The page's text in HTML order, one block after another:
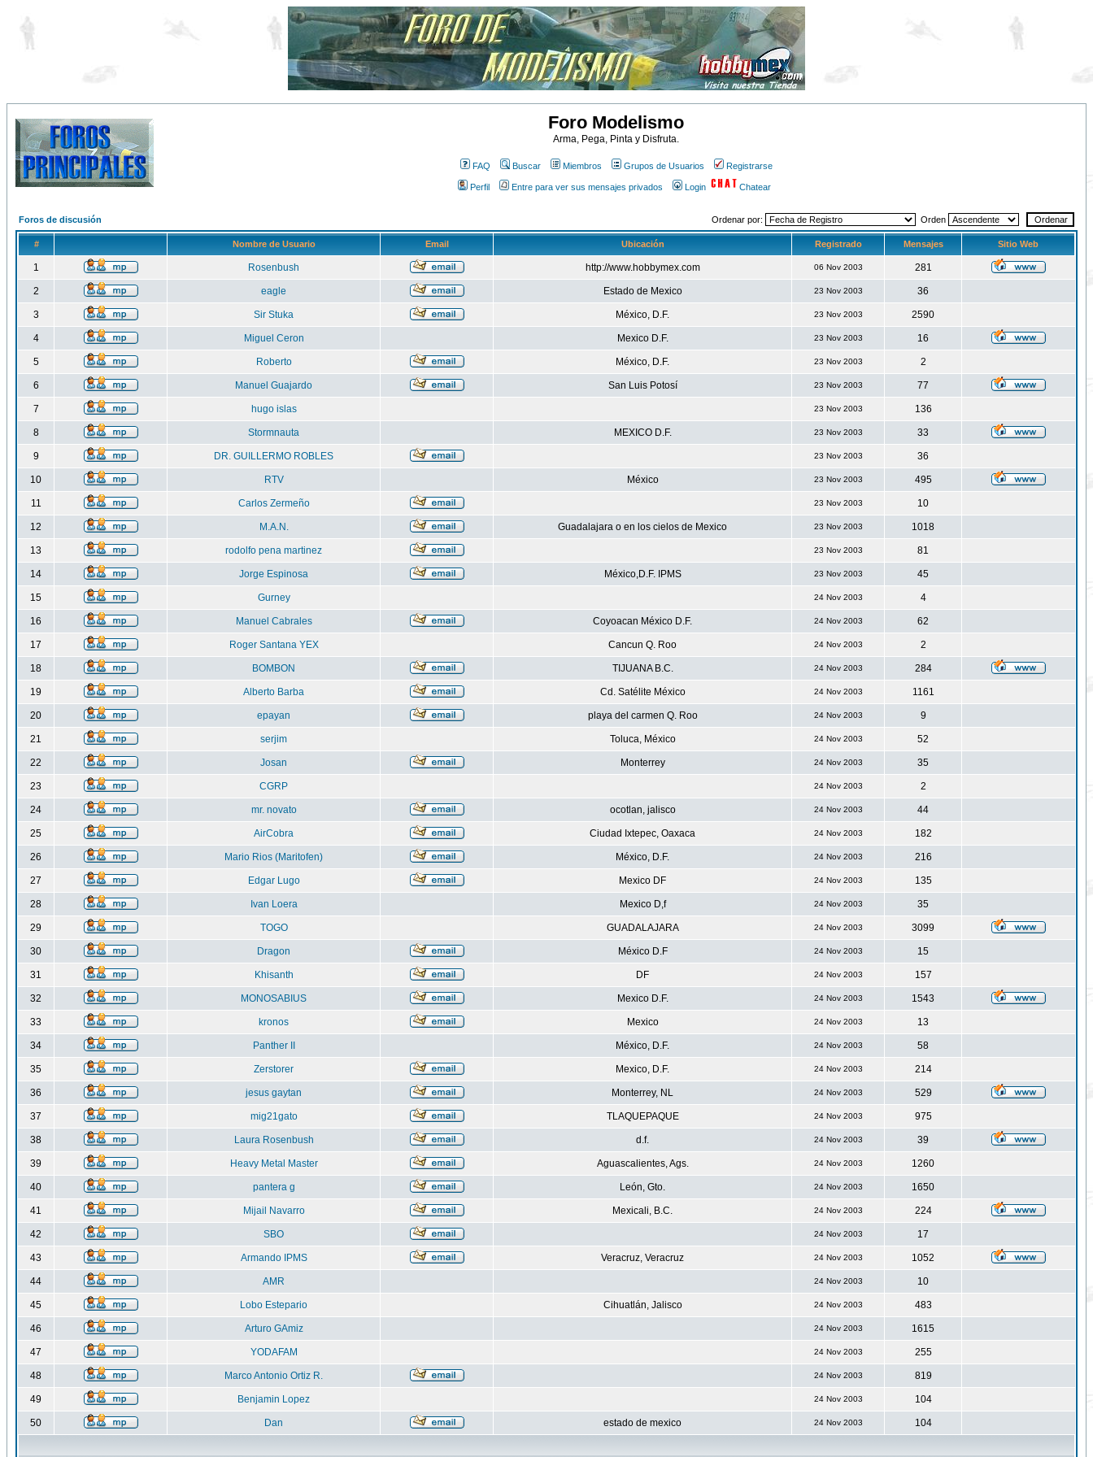
Foro Modelismo
Arma, Pega, Pinta y Disfruta.
FAQ Buscar Miembros Grupos de Usuarios Registrarse
Perfil Entre para ver sus mensajes privados Login Chatear
Foros de discusión Ordenar por: Orden
# Nombre de Usuario Email Ubicación Registrado Mensajes Sitio Web
1 Rosenbush http://www.hobbymex.com 06 Nov 2003 281
2 eagle Estado de Mexico 23 Nov 2003 36
3 Sir Stuka México, D.F. 23 Nov 2003 2590
4 Miguel Ceron Mexico D.F. 23 Nov 2003 16
5 Roberto México, D.F. 23 Nov 2003 2
6 Manuel Guajardo San Luis Potosí 23 Nov 2003 77
7 hugo islas 23 Nov 2003 136
8 Stormnauta MEXICO D.F. 23 Nov 2003 33
9 DR. GUILLERMO ROBLES 23 Nov 2003 36
10 RTV México 23 Nov 2003 495
11 Carlos Zermeño 23 Nov 2003 10
12 M.A.N. Guadalajara o en los cielos de Mexico 23 Nov 2003 1018
13 rodolfo pena martinez 23 Nov 2003 81
14 Jorge Espinosa México,D.F. IPMS 23 Nov 2003 45
15 Gurney 24 Nov 2003 4
16 Manuel Cabrales Coyoacan México D.F. 24 Nov 2003 62
17 Roger Santana YEX Cancun Q. Roo 24 Nov 2003 2
18 BOMBON TIJUANA B.C. 24 Nov 2003 284
19 Alberto Barba Cd. Satélite México 24 Nov 2003 1161
20 epayan playa del carmen Q. Roo 24 Nov 2003 9
21 serjim Toluca, México 24 Nov 2003 52
22 Josan Monterrey 24 Nov 2003 35
23 CGRP 24 Nov 2003 2
24 mr. novato ocotlan, jalisco 24 Nov 2003 44
25 AirCobra Ciudad Ixtepec, Oaxaca 24 Nov 2003 182
26 Mario Rios (Maritofen) México, D.F. 24 Nov 2003 216
27 Edgar Lugo Mexico DF 24 Nov 2003 135
28 Ivan Loera Mexico D,f 24 Nov 2003 35
29 TOGO GUADALAJARA 24 Nov 2003 3099
30 Dragon México D.F 24 Nov 2003 15
31 Khisanth DF 24 Nov 2003 157
32 MONOSABIUS Mexico D.F. 24 Nov 2003 1543
33 kronos Mexico 24 Nov 2003 13
34 Panther II México, D.F. 24 Nov 2003 58
35 Zerstorer Mexico, D.F. 24 Nov 2003 214
36 jesus gaytan Monterrey, NL 24 Nov 2003 529
37 mig21gato TLAQUEPAQUE 24 Nov 2003 975
38 Laura Rosenbush d.f. 24 Nov 2003 39
39 Heavy Metal Master Aguascalientes, Ags. 24 Nov 2003 1260
40 pantera g León, Gto. 24 Nov 2003 1650
41 Mijail Navarro Mexicali, B.C. 24 Nov 2003 224
42 SBO 24 Nov 2003 17
43 Armando IPMS Veracruz, Veracruz 24 Nov 2003 1052
44 AMR 24 Nov 2003 10
45 Lobo Estepario Cihuatlán, Jalisco 24 Nov 2003 483
46 Arturo GAmiz 24 Nov 2003 1615
47 YODAFAM 24 Nov 2003 255
48 Marco Antonio Ortiz R. 24 Nov 2003 819
49 Benjamin Lopez 24 Nov 2003 104
50 Dan estado de mexico 24 Nov 2003 104